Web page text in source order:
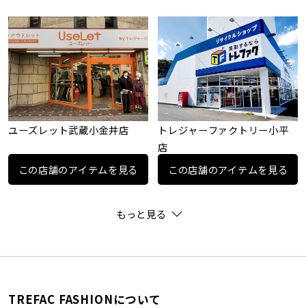
ユーズレット武蔵小金井店
この店舗のアイテムを見る
トレジャーファクトリー小平
店
この店舗のアイテムを見る
もっと見る
TREFAC FASHIONについて